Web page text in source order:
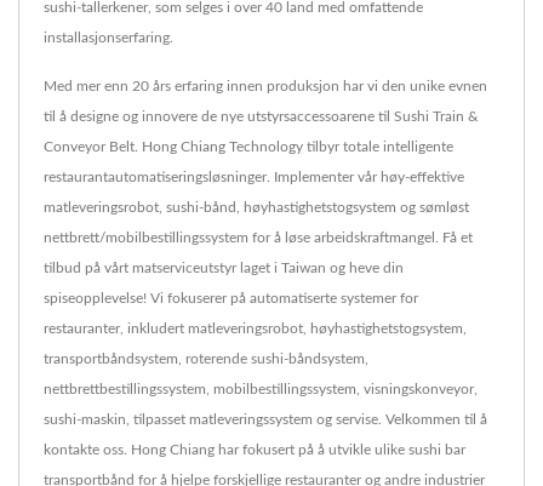
sushi-tallerkener, som selges i over 40 land med omfattende
installasjonserfaring.
Med mer enn 20 års erfaring innen produksjon har vi den unike evnen
til å designe og innovere de nye utstyrsaccessoarene til Sushi Train &
Conveyor Belt. Hong Chiang Technology tilbyr totale intelligente
restaurantautomatiseringsløsninger. Implementer vår høy-effektive
matleveringsrobot, sushi-bånd, høyhastighetstogsystem og sømløst
nettbrett/mobilbestillingssystem for å løse arbeidskraftmangel. Få et
tilbud på vårt matserviceutstyr laget i Taiwan og heve din
spiseopplevelse! Vi fokuserer på automatiserte systemer for
restauranter, inkludert matleveringsrobot, høyhastighetstogsystem,
transportbåndsystem, roterende sushi-båndsystem,
nettbrettbestillingssystem, mobilbestillingssystem, visningskonveyor,
sushi-maskin, tilpasset matleveringssystem og servise. Velkommen til å
kontakte oss. Hong Chiang har fokusert på å utvikle ulike sushi bar
transportbånd for å hjelpe forskjellige restauranter og andre industrier